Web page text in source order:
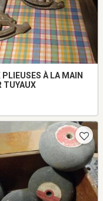
PLIEUSES À LA MAIN
TUYAUX